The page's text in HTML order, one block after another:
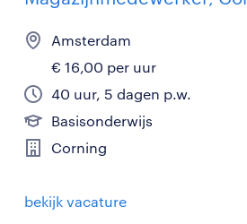
Amsterdam
€ 16,00 per uur
40 uur, 5 dagen p.w.
Basisonderwijs
Corning
bekijk vacature